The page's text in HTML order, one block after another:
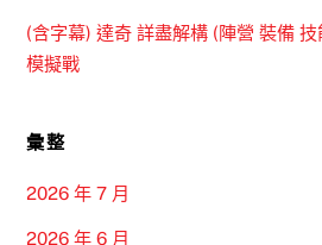
(含字幕) 達奇 詳盡解構 (陣營 裝備
模擬戰
彙整
2026 年 7 月
2026 年 6 月